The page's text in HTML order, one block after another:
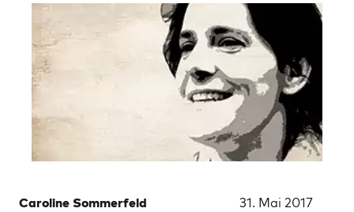
Caroline Sommerfeld 31. Mai 2017